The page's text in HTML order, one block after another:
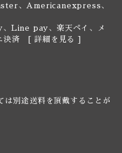
、Americanexpress、
Line pay、楽天ペイ、メ
決済 [ 詳細を見る
は別途送料を頂戴することが